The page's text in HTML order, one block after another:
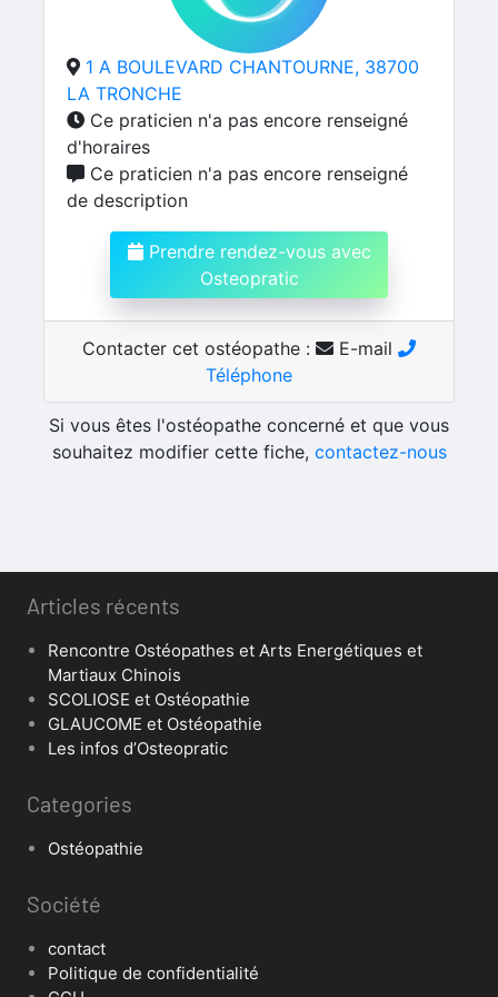
1 A BOULEVARD CHANTOURNE, 38700
LA TRONCHE
Ce praticien n'a pas encore renseigné
d'horaires
Ce praticien n'a pas encore renseigné
de description
Prendre rendez-vous avec
Osteopratic
Contacter cet ostéopathe :
E-mail
Téléphone
Si vous êtes l'ostéopathe concerné et que vous
souhaitez modifier cette fiche, contactez-nous
Articles récents
Rencontre Ostéopathes et Arts Energétiques et
Martiaux Chinois
SCOLIOSE et Ostéopathie
GLAUCOME et Ostéopathie
Les infos d’Osteopratic
Categories
Ostéopathie
Société
contact
Politique de confidentialité